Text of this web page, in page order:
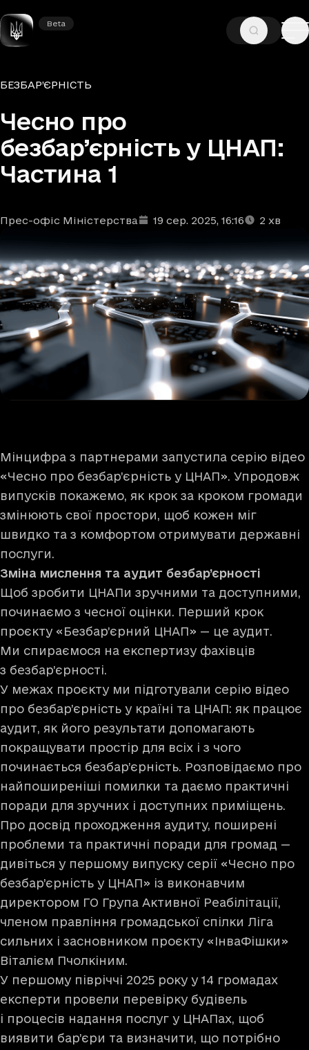
Beta
Beta
ГОЛОВНА— НОВИНИ
Рубрики
БЕЗБАР’ЄРНІСТЬ
Чесно про
безбар’єрність у ЦНАП:
Частина 1
Автори
Прес-офіс Міністерства
Дата та час публікації : 19 сер. 2025, 16:16
Час читання: 2 хв
Мінцифра з партнерами запустила серію відео
«Чесно про безбар’єрність у ЦНАП». Упродовж
випусків покажемо, як крок за кроком громади
змінюють свої простори, щоб кожен міг
швидко та з комфортом отримувати державні
послуги.
Зміна мислення та аудит безбар’єрності
Щоб зробити ЦНАПи зручними та доступними,
починаємо з чесної оцінки. Перший крок
проєкту «Безбар’єрний ЦНАП» — це аудит.
Ми спираємося на експертизу фахівців
з безбар’єрності.
У межах проєкту ми підготували серію відео
про безбар’єрність у країні та ЦНАП: як працює
аудит, як його результати допомагають
покращувати простір для всіх і з чого
починається безбар’єрність. Розповідаємо про
найпоширеніші помилки та даємо практичні
поради для зручних і доступних приміщень.
Про досвід проходження аудиту, поширені
проблеми та практичні поради для громад —
дивіться у першому випуску серії «Чесно про
безбар’єрність у ЦНАП» із виконавчим
директором ГО Група Активної Реабілітації,
членом правління громадської спілки Ліга
сильних і засновником проєкту «ІнваФішки»
Віталієм Пчолкіним.
У першому півріччі 2025 року у 14 громадах
експерти провели перевірку будівель
і процесів надання послуг у ЦНАПах, щоб
виявити бар’єри та визначити, що потрібно